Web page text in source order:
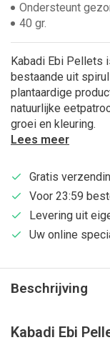
Ondersteunt
40 gr.
Kabadi Ebi Pellets
bestaande uit
plantaardige
natuurlijke
groei en kleuring.
Lees meer
Gratis
Voor 23:59
Levering uit
Uw online
Beschrijving
Kabadi Ebi